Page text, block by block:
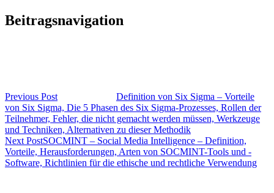
Beitragsnavigation
Previous Post
Definition von Six Sigma – Vorteile
von Six Sigma, Die 5 Phasen des Six Sigma-Prozesses, Rollen der
Teilnehmer, Fehler, die nicht gemacht werden müssen, Werkzeuge
und Techniken, Alternativen zu dieser Methodik
Next PostSOCMINT – Social Media Intelligence – Definition,
Vorteile, Herausforderungen, Arten von SOCMINT-Tools und -
Software, Richtlinien für die ethische und rechtliche Verwendung